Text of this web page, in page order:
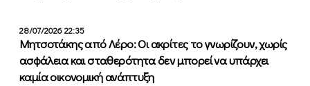
28/07/2026 22:35
Μητσοτάκης από Λέρο: Οι ακρίτες το γνωρίζουν, χωρίς
ασφάλεια και σταθερότητα δεν μπορεί να υπάρχει
καμία οικονομική ανάπτυξη